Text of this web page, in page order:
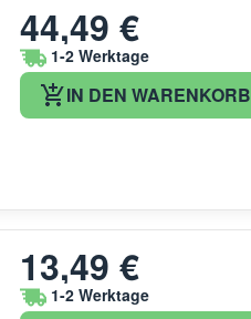
44,49 €
1-2 Werktage
IN DEN WARENKORB
13,49 €
1-2 Werktage